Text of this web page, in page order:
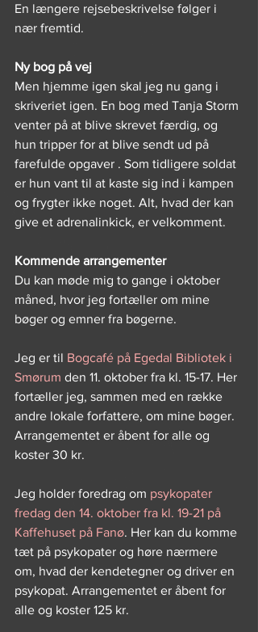
En længere rejsebeskrivelse følger i
nær fremtid.
Ny bog på vej
Men hjemme igen skal jeg nu gang i
skriveriet igen. En bog med Tanja Storm
venter på at blive skrevet færdig, og
hun tripper for at blive sendt ud på
farefulde opgaver . Som tidligere soldat
er hun vant til at kaste sig ind i kampen
og frygter ikke noget. Alt, hvad der kan
give et adrenalinkick, er velkomment.
Kommende arrangementer
Du kan møde mig to gange i oktober
måned, hvor jeg fortæller om mine
bøger og emner fra bøgerne.
Jeg er til Bogcafé på Egedal Bibliotek i
Smørum den 11. oktober fra kl. 15-17. Her
fortæller jeg, sammen med en række
andre lokale forfattere, om mine bøger.
Arrangementet er åbent for alle og
koster 30 kr.
Jeg holder foredrag om psykopater
fredag den 14. oktober fra kl. 19-21 på
Kaffehuset på Fanø. Her kan du komme
tæt på psykopater og høre nærmere
om, hvad der kendetegner og driver en
psykopat. Arrangementet er åbent for
alle og koster 125 kr.